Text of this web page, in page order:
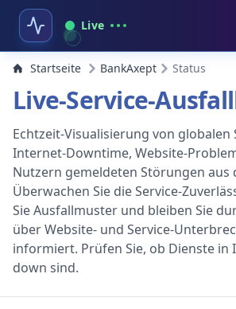
Live
Startseite BankAxept Status
Live-Service-
Echtzeit-Visualisierung von globalen
Internet-Downtime, Website-
Nutzern gemeldeten Störungen aus
Überwachen Sie die Service-
Sie Ausfallmuster und bleiben Sie
über Website- und Service-
informiert. Prüfen Sie, ob Dienste in
down sind.